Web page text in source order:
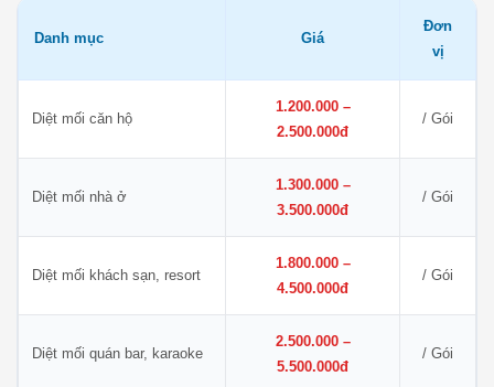
Danh mục Giá
Đơn
vị
Diệt mối căn hộ
1.200.000 –
2.500.000đ
/ Gói
Diệt mối nhà ở
1.300.000 –
3.500.000đ
/ Gói
Diệt mối khách sạn, resort
1.800.000 –
4.500.000đ
/ Gói
Diệt mối quán bar, karaoke
2.500.000 –
5.500.000đ
/ Gói